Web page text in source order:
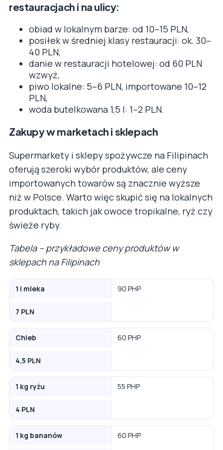
restauracjach i na ulicy:
obiad w lokalnym barze: od 10–15 PLN,
posiłek w średniej klasy restauracji: ok. 30–
40 PLN,
danie w restauracji hotelowej: od 60 PLN
wzwyż,
piwo lokalne: 5–6 PLN, importowane 10–12
PLN,
woda butelkowana 1,5 l: 1–2 PLN.
Zakupy w marketach i sklepach
Supermarkety i sklepy spożywcze na Filipinach
oferują szeroki wybór produktów, ale ceny
importowanych towarów są znacznie wyższe
niż w Polsce. Warto więc skupić się na lokalnych
produktach, takich jak owoce tropikalne, ryż czy
świeże ryby.
Tabela – przykładowe ceny produktów w
sklepach na Filipinach
1 l mleka 90 PHP
7 PLN
Chleb 60 PHP
4,5 PLN
1 kg ryżu 55 PHP
4 PLN
1 kg bananów 60 PHP